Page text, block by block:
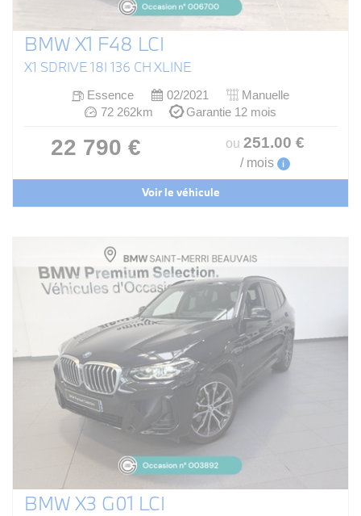
BMW X1 F48 LCI
X1 SDRIVE 18I 136 CH XLINE
Essence 02/2021
Manuelle
72 262km
Garantie 12 mois
22 790 € ou 251.00 €
/ mois i
Voir le véhicule
BMW X3 G01 LCI